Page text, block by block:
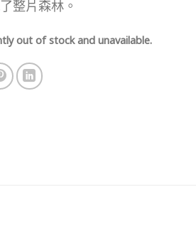
整片森林。
out of stock and unavailable.